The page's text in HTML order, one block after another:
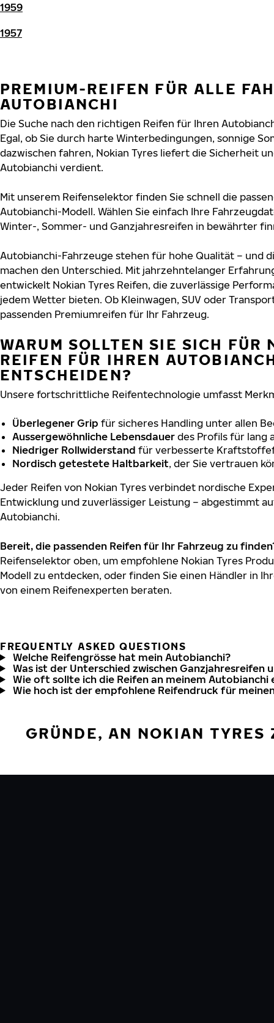
1959
1957
PREMIUM-REIFEN FÜR ALLE
AUTOBIANCHI
Die Suche nach den richtigen Reifen für Ihren
Egal, ob Sie durch harte Winterbedingungen, sonnige
dazwischen fahren, Nokian Tyres liefert die Sicherheit
Autobianchi verdient.
Mit unserem Reifenselektor finden Sie schnell die
Autobianchi-Modell. Wählen Sie einfach Ihre
Winter-, Sommer- und Ganzjahresreifen in bewährter
Autobianchi-Fahrzeuge stehen für hohe Qualität – und
machen den Unterschied. Mit jahrzehntelanger
entwickelt Nokian Tyres Reifen, die zuverlässige
jedem Wetter bieten. Ob Kleinwagen, SUV oder
passenden Premiumreifen für Ihr Fahrzeug.
WARUM SOLLTEN SIE SICH FÜR
REIFEN FÜR IHREN
ENTSCHEIDEN?
Unsere fortschrittliche Reifentechnologie umfasst
Überlegener Grip für sicheres Handling unter allen
Aussergewöhnliche Lebensdauer des Profils für lang
Niedriger Rollwiderstand für verbesserte
Nordisch getestete Haltbarkeit, der Sie vertrauen
Jeder Reifen von Nokian Tyres verbindet nordische
Entwicklung und zuverlässiger Leistung – abgestimmt
Autobianchi.
Bereit, die passenden Reifen für Ihr Fahrzeug zu
Reifenselektor oben, um empfohlene Nokian Tyres
Modell zu entdecken, oder finden Sie einen Händler in
von einem Reifenexperten beraten.
FREQUENTLY ASKED QUESTIONS
Welche Reifengrösse hat mein Autobianchi?
Was ist der Unterschied zwischen Ganzjahresreifen
Wie oft sollte ich die Reifen an meinem Autobianchi
Wie hoch ist der empfohlene Reifendruck für
GRÜNDE, AN NOKIAN TYRES